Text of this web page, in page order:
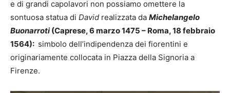
e di grandi capolavori non possiamo omettere la
sontuosa statua di David realizzata da Michelangelo
Buonarroti(Caprese, 6 marzo 1475 – Roma, 18 febbraio
1564): simbolo dell’indipendenza dei fiorentini e
originariamente collocata in Piazza della Signoria a
Firenze.